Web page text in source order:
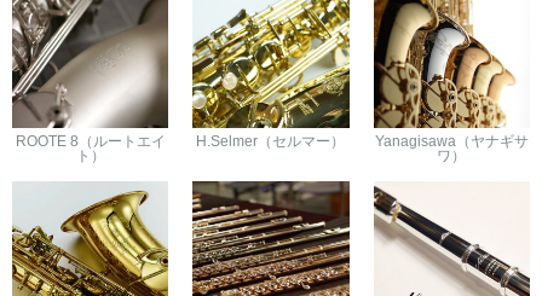
ROOTE 8（ルートエイ
ト）
H.Selmer（セルマー）
Yanagisawa（ヤナギサ
ワ）